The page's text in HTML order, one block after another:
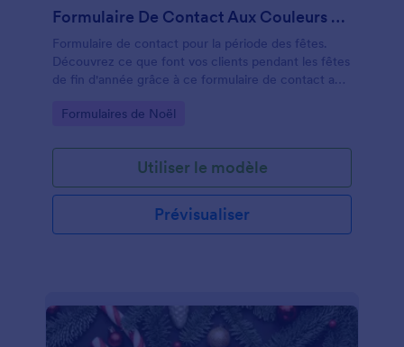
Formulaire De Contact Aux Couleurs De Noël
Formulaire de contact pour la période des fêtes.
Découvrez ce que font vos clients pendant les fêtes
de fin d'année grâce à ce formulaire de contact aux
thème des fêtes de votre site web.
Go to Category:
Formulaires de Noël
Utiliser le modèle
Prévisualiser